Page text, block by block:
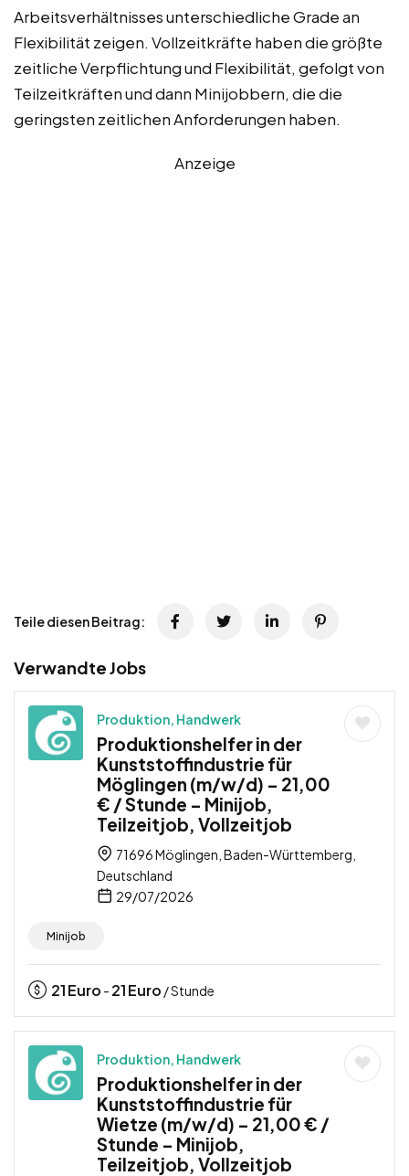
Arbeitsverhältnisses unterschiedliche Grade an
Flexibilität zeigen. Vollzeitkräfte haben die größte
zeitliche Verpflichtung und Flexibilität, gefolgt von
Teilzeitkräften und dann Minijobbern, die die
geringsten zeitlichen Anforderungen haben.
Anzeige
Teile diesen Beitrag:
Verwandte Jobs
Produktion, Handwerk
Produktionshelfer in der
Kunststoffindustrie für
Möglingen (m/w/d) – 21,00
€ / Stunde – Minijob,
Teilzeitjob, Vollzeitjob
71696 Möglingen, Baden-Württemberg,
Deutschland
29/07/2026
Minijob
21Euro - 21Euro / Stunde
Produktion, Handwerk
Produktionshelfer in der
Kunststoffindustrie für
Wietze (m/w/d) – 21,00 € /
Stunde – Minijob,
Teilzeitjob, Vollzeitjob